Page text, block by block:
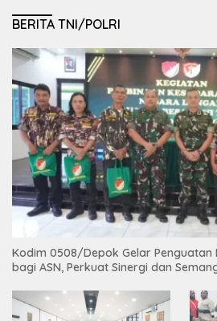
BERITA TNI/POLRI
Kodim 0508/Depok Gelar
bagi ASN, Perkuat Sinergi dan